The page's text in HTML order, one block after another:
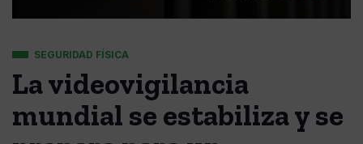
SEGURIDAD FÍSICA
La videovigilancia
mundial se estabiliza y se